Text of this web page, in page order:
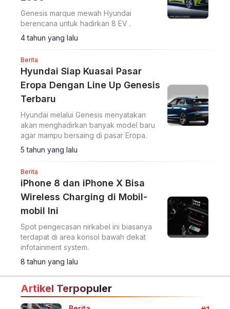
Genesis marque mewah Hyundai
berencana untuk hadirkan 8 EV .
4 tahun yang lalu
Berita
Hyundai Siap Kuasai Pasar
Eropa Dengan Line Up Genesis
Terbaru
Hyundai melalui Genesis menyatakan
akan menghadirkan banyak model baru
agar mampu bersaing di pasar Eropa.
5 tahun yang lalu
Berita
iPhone 8 dan iPhone X Bisa
Wireless Charging di Mobil-
mobil Ini
Spot pengecasan nirkabel ini biasanya
terdapat di area konsol bawah dekat
infotainment system.
8 tahun yang lalu
Artikel Terpopuler